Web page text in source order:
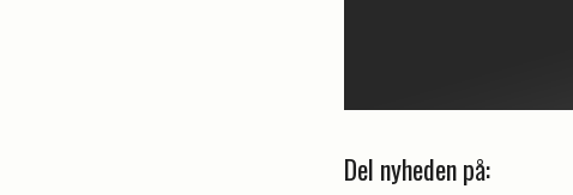
Del nyheden på: